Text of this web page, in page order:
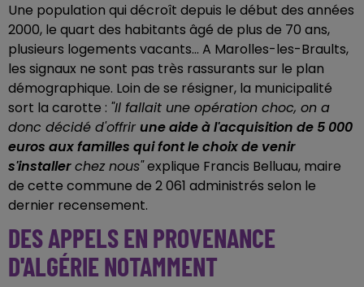
Une population qui décroît depuis le début des années
2000, le quart des habitants âgé de plus de 70 ans,
plusieurs logements vacants... A Marolles-les-Braults,
les signaux ne sont pas très rassurants sur le plan
démographique. Loin de se résigner, la municipalité
sort la carotte : "Il fallait une opération choc, on a
donc décidé d'offrir une aide à l'acquisition de 5 000
euros aux familles qui font le choix de venir
s'installerchez nous"explique Francis Belluau, maire
de cette commune de 2 061 administrés selon le
dernier recensement.
DES APPELS EN PROVENANCE
D'ALGÉRIE NOTAMMENT